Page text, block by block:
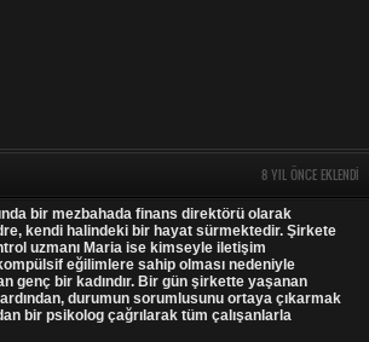
8 YIL ÖNCE EKLENDI
bir mezbahada finans direktörü olarak
kendi halindeki bir hayat sürmektedir. Şirkete
uzmanı Maria ise kimseyle iletişim
eğilimlere sahip olması nedeniyle
genç bir kadındır. Bir gün şirkette yaşanan
durumun sorumlusunu ortaya çıkarmak
bir psikolog çağrılarak tüm çalışanlarla